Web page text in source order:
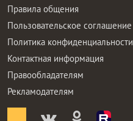
Правила общения
Пользовательское соглашение
Политика конфиденциальности
Контактная информация
Правообладателям
Рекламодателям